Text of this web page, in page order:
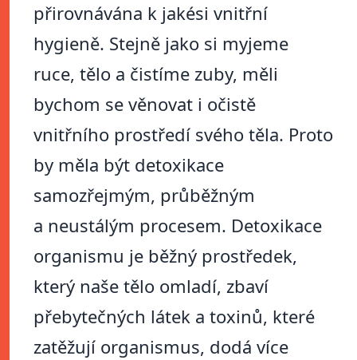
přirovnávána k jakési vnitřní
hygieně. Stejně jako si myjeme
ruce, tělo a čistíme zuby, měli
bychom se věnovat i očistě
vnitřního prostředí svého těla. Proto
by měla být detoxikace
samozřejmým, průběžným
a neustálým procesem. Detoxikace
organismu je běžný prostředek,
který naše tělo omladí, zbaví
přebytečných látek a toxinů, které
zatěžují organismus, dodá více